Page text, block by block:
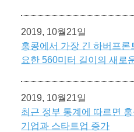
2019, 10월21일
홍콩에서 가장 긴 하버프
요한 560미터 길이의 새로
2019, 10월21일
최근 정부 통계에 따르면
기업과 스타트업 증가